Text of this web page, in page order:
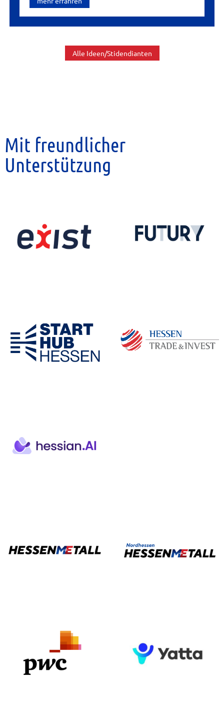
Alle Ideen/Stidendianten
Mit freundlicher
Unterstützung